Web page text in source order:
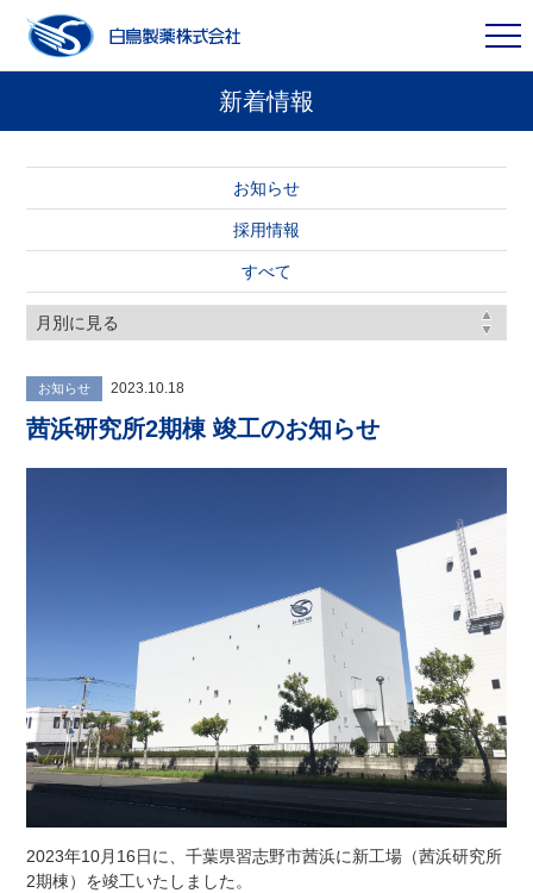
新着情報
お知らせ
採用情報
すべて
お知らせ 2023.10.18
茜浜研究所2期棟 竣工のお知らせ
2023年10月16日に、千葉県習志野市茜浜に新工場（茜浜研究所
2期棟）を竣工いたしました。